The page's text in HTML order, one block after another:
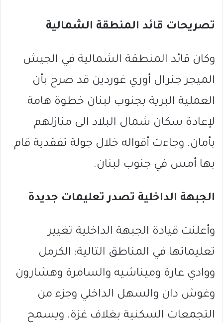
تصريحات قائد المنطقة الشمالية
وكان قائد المنطقة الشمالية في الجيش
الميجر جنرال أوري غوردين قد صرح بأن
العملية البرية بجنوب لبنان خطوة هامة
لإعادة سكان شمال البلاد الى منازلهم
بأمان. وجاءت أقواله خلال جولة تفقدية قام
بها أمس في جنوب لبنان.
الجبهة الداخلية تصدر تعليمات جديدة
وأعلنت قيادة الجبهة الداخلية تغيير
تعليماتها في المناطق التالية: الكرمل
ووادي عارة وميناشيه والسامرة وهشارون
وغوش دان والسهل الداخلي وجزء من
التجمعات السكنية بغلاف غزة. ويسمح